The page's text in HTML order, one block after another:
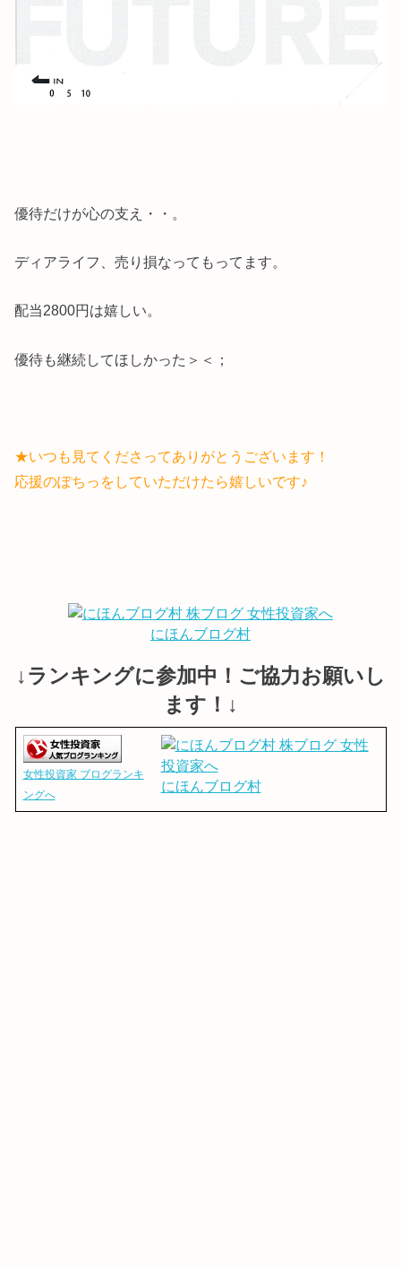
優待だけが心の支え・・。
ディアライフ、売り損なってもってます。
配当2800円は嬉しい。
優待も継続してほしかった＞＜；
★いつも見てくださってありがとうございます！
応援のぽちっをしていただけたら嬉しいです♪
にほんブログ村
↓ランキングに参加中！ご協力お願いし
ます！↓
女性投資家 ブログランキ
ングへ
にほんブログ村